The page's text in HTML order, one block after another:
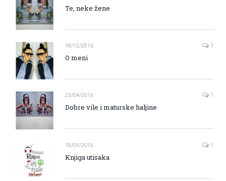
Te, neke žene
18/12/2016 1
O meni
23/04/2016 1
Dobre vile i maturske haljine
18/09/2016 1
Knjiga utisaka